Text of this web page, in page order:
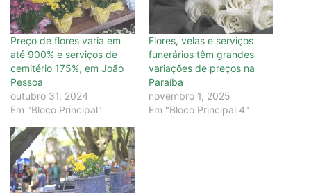
Preço de flores varia em
até 900% e serviços de
cemitério 175%, em João
Pessoa
outubro 31, 2024
Em "Bloco Principal"
Flores, velas e serviços
funerários têm grandes
variações de preços na
Paraíba
novembro 1, 2025
Em "Bloco Principal 4"